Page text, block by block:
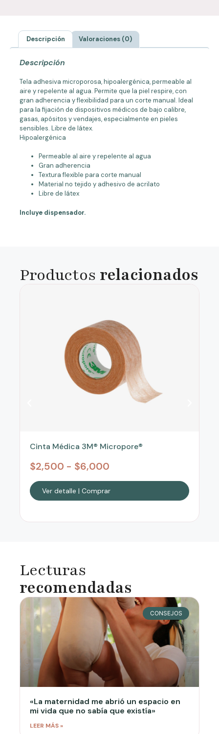
Descripción Valoraciones (0)
Descripción
Tela adhesiva microporosa, hipoalergénica, permeable al
aire y repelente al agua. Permite que la piel respire, con
gran adherencia y flexibilidad para un corte manual. Ideal
para la fijación de dispositivos médicos de bajo calibre,
gasas, apósitos y vendajes, especialmente en pieles
sensibles. Libre de látex.
Hipoalergénica
Permeable al aire y repelente al agua
Gran adherencia
Textura flexible para corte manual
Material no tejido y adhesivo de acrilato
Libre de látex
Incluye dispensador.
Productos relacionados
Cinta Médica 3M® Micropore®
$2,500 - $6,000
Ver detalle | Comprar
Lecturas
recomendadas
CONSEJOS
«La maternidad me abrió un espacio en
mi vida que no sabía que existía»
LEER MÁS »